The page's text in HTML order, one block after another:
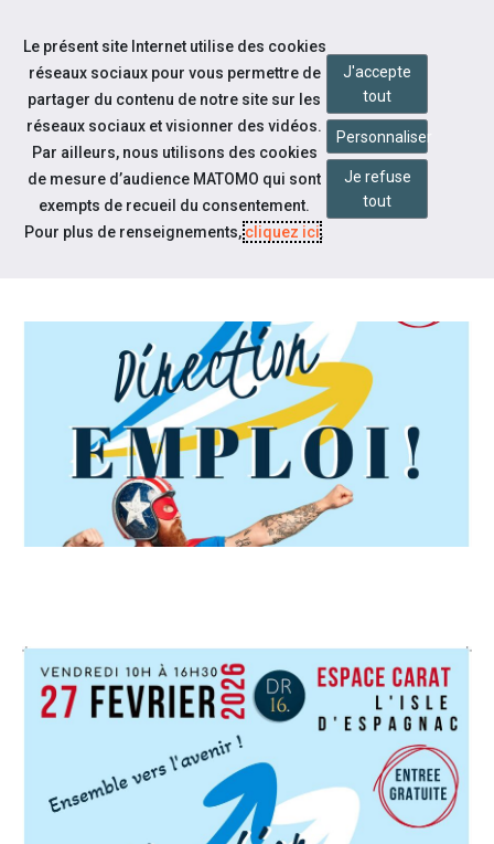
Aller au contenu
Notre actualité
DIRECTION EMPLOI LE 27
Le présent site Internet utilise des cookies
réseaux sociaux pour vous permettre de
partager du contenu de notre site sur les
réseaux sociaux et visionner des vidéos.
Par ailleurs, nous utilisons des cookies
de mesure d’audience MATOMO qui sont
exempts de recueil du consentement.
Pour plus de renseignements,cliquez ici.
J'accepte
tout
Personnaliser
Je refuse
tout